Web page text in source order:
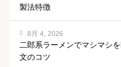
製法特徴
二郎系ラーメンでマシマシ
文のコツ
8月 4, 2026